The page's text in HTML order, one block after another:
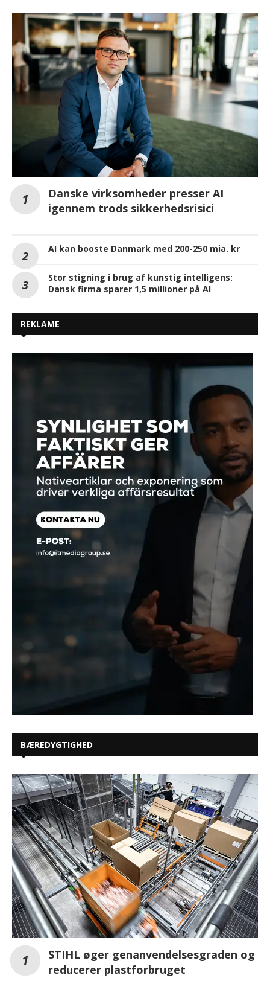
Danske virksomheder presser AI
igennem trods sikkerhedsrisici
AI kan booste Danmark med 200-250 mia. kr
Stor stigning i brug af kunstig intelligens:
Dansk firma sparer 1,5 millioner på AI
REKLAME
BÆREDYGTIGHED
STIHL øger genanvendelsesgraden og
reducerer plastforbruget